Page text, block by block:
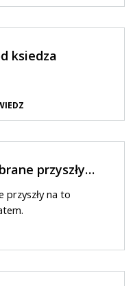
ksiedza
przyszły…
przyszły na to